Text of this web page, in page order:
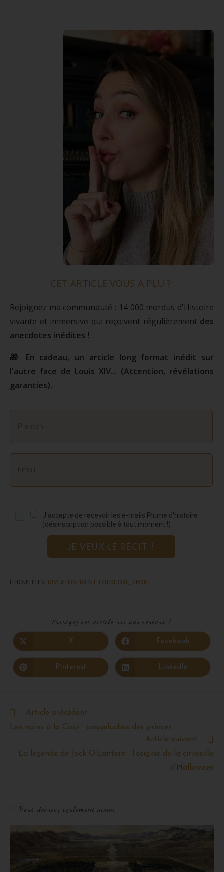
CET ARTICLE VOUS A PLU ?
Rejoignez ma communauté : 14 000 mordus d'Histoire
vivante et immersive qui reçoivent régulièrement des
anecdotes inédites !
🎁 En cadeau, un article long format inédit sur
l'autre face de Louis XIV... (Attention, révélations
garanties).
J'accepte de recevoir les e-mails Plume d'histoire
(désinscription possible à tout moment !)
JE VEUX LE RÉCIT !
ÉTIQUETTES DIVERTISSEMENT FOLKLORE SPORT
Partagez cet article sur vos réseaux !
X Facebook
Pinterest LinkedIn
Article précédent
Les nains à la Cour : coqueluches des princes
Article suivant
La légende de Jack O’Lantern : l’origine de la citrouille
d’Halloween
Vous devriez également aimer